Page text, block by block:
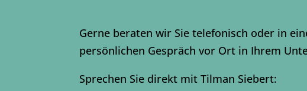
Gerne beraten wir Sie telefonisch oder in
persönlichen Gespräch vor Ort in Ihrem
Sprechen Sie direkt mit Tilman Siebert: